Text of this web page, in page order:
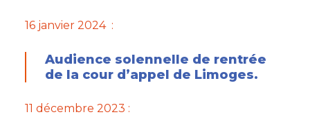
16 janvier 2024 :
Audience solennelle de rentrée
de la cour d’appel de Limoges.
11 décembre 2023 :